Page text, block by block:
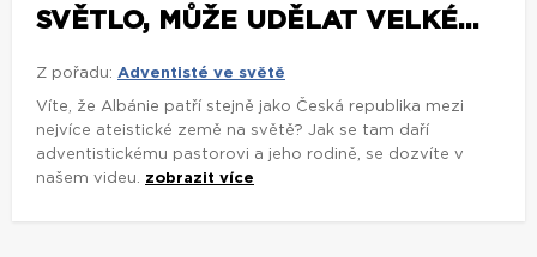
SVĚTLO, MŮŽE UDĚLAT VELKÉ...
Z pořadu: Adventisté ve světě
Víte, že Albánie patří stejně jako Česká republika mezi
nejvíce ateistické země na světě? Jak se tam daří
adventistickému pastorovi a jeho rodině, se dozvíte v
našem videu. zobrazit více